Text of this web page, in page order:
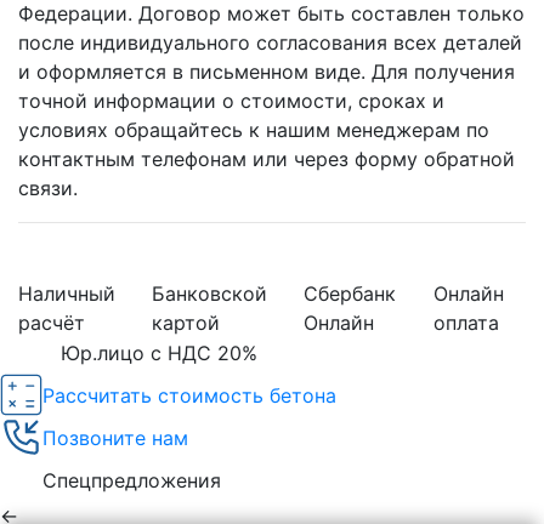
Федерации. Договор может быть составлен только
после индивидуального согласования всех деталей
и оформляется в письменном виде. Для получения
точной информации о стоимости, сроках и
условиях обращайтесь к нашим менеджерам по
контактным телефонам или через форму обратной
связи.
Наличный
расчёт
Банковской
картой
Сбербанк
Онлайн
Онлайн
оплата
Юр.лицо с НДС 20%
Рассчитать стоимость бетона
Позвоните нам
Спецпредложения
←